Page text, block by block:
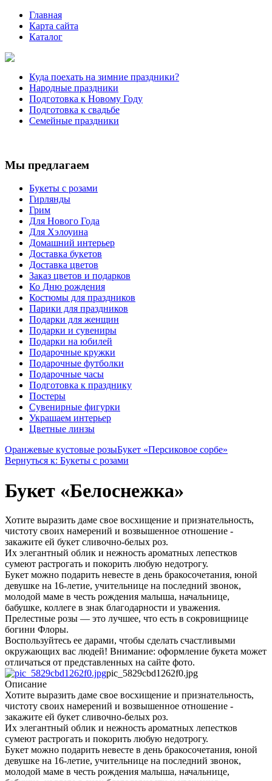
Главная
Карта сайта
Каталог
Куда поехать на зимние праздники?
Народные праздники
Подготовка к Новому Году
Подготовка к свадьбе
Семейные праздники
Мы предлагаем
Букеты с розами
Гирлянды
Грим
Для Нового Года
Для Хэлоуина
Домашний интерьер
Доставка букетов
Доставка цветов
Заказ цветов и подарков
Ко Дню рождения
Костюмы для праздников
Парики для праздников
Подарки для женщин
Подарки и сувениры
Подарки на юбилей
Подарочные кружки
Подарочные футболки
Подарочные часы
Подготовка к празднику
Постеры
Сувенирные фигурки
Украшаем интерьер
Цветные линзы
Оранжевые кустовые розыБукет «Персиковое сорбе»
Вернуться к: Букеты с розами
Букет «Белоснежка»
Хотите выразить даме свое восхищение и признательность,
чистоту своих намерений и возвышенное отношение -
закажите ей букет сливочно-белых роз.
Их элегантный облик и нежность ароматных лепестков
сумеют растрогать и покорить любую недотрогу.
Букет можно подарить невесте в день бракосочетания, юной
девушке на 16-летие, учительнице на последний звонок,
молодой маме в честь рождения малыша, начальнице,
бабушке, коллеге в знак благодарности и уважения.
Прелестные розы — это лучшее, что есть в сокровищнице
богини Флоры.
Воспользуйтесь ее дарами, чтобы сделать счастливыми
окружающих вас людей! Внимание: оформление букета может
отличаться от представленных на сайте фото.
pic_5829cbd1262f0.jpg
Описание
Хотите выразить даме свое восхищение и признательность,
чистоту своих намерений и возвышенное отношение -
закажите ей букет сливочно-белых роз.
Их элегантный облик и нежность ароматных лепестков
сумеют растрогать и покорить любую недотрогу.
Букет можно подарить невесте в день бракосочетания, юной
девушке на 16-летие, учительнице на последний звонок,
молодой маме в честь рождения малыша, начальнице,